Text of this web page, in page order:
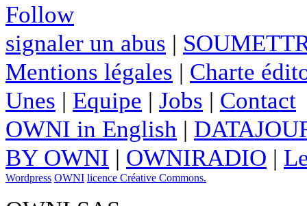
Follow
signaler un abus |
Mentions légales | Charte
Unes | Equipe | Jobs | Contact
OWNI in English |
BY OWNI | OWNIRADIO |
Wordpress OWNI licence Créative Commons.